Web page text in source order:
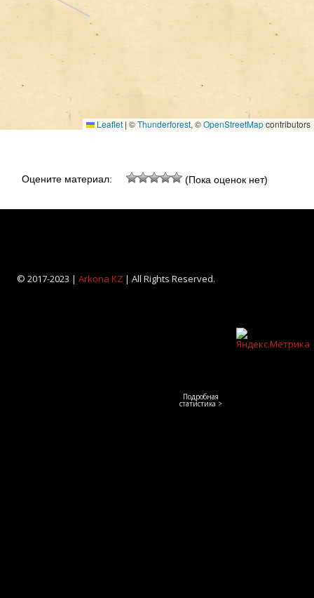
Leaflet | ©Thunderforest, ©OpenStreetMapcontributors
Оцените материал: (Пока оценок нет)
© 2017-2023 | Arkona KZ| All Rights Reserved.
Подробная
статистика >